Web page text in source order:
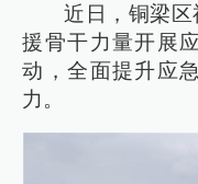
近日，铜梁
援骨干力量开展
动，全面提升应
力。